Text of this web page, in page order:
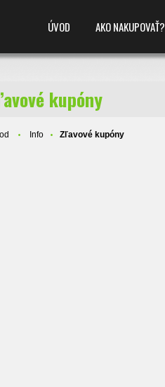
ÚVOD AKO NAKUPOVAŤ?
kupóny
Info Zľavové kupóny